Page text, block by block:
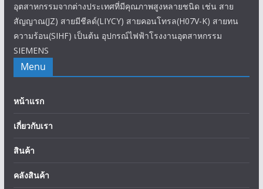
อุตสาหกรรมจากต่างประเทศที่มีคุณภาพสูงหลายชนิด เช่น สาย
สัญญาณ(JZ) สายมีชีลด์(LIYCY) สายคอนโทรล(H07V-K) สายทน
ความร้อน(SIHF) เป็นต้น อุปกรณ์ไฟฟ้าโรงงานอุตสาหกรรม
SIEMENS
Menu
หน้าแรก
เกี่ยวกับเรา
สินค้า
คลังสินค้า